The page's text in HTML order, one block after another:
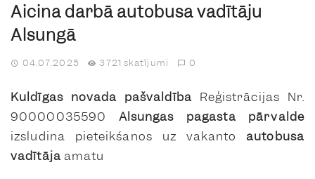
Aicina darbā autobusa vadītāju
Alsungā
04.07.2025 3721 skatījumi 0
Kuldīgas novada pašvaldība Reģistrācijas Nr.
90000035590 Alsungas pagasta pārvalde
izsludina pieteikšanos uz vakanto autobusa
vadītāja amatu